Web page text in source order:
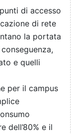
di accesso
di rete
la portata
e quelli
per il campus
dell’80% e il